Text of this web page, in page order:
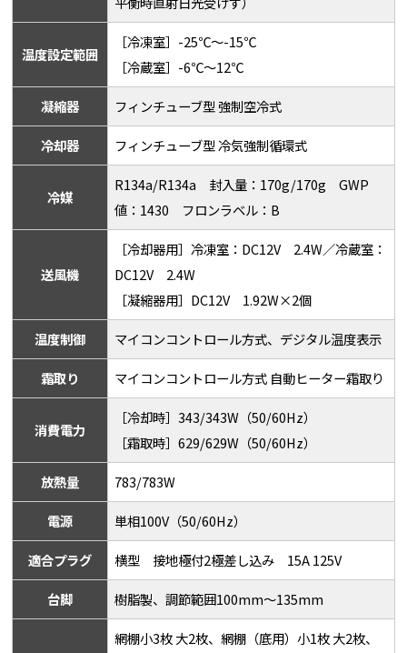
温度設定範囲
［冷凍室］-25℃～-15℃
［冷蔵室］-6℃～12℃
凝縮器 フィンチューブ型 強制空冷式
冷却器 フィンチューブ型 冷気強制循環式
冷媒
R134a/R134a 封入量：170g/170g GWP
値：1430 フロンラベル：B
送風機
［冷却器用］冷凍室：DC12V 2.4W／冷蔵室：
DC12V 2.4W
［凝縮器用］DC12V 1.92W×2個
温度制御 マイコンコントロール方式、デジタル温度表示
霜取り マイコンコントロール方式 自動ヒーター霜取り
消費電力
［冷却時］343/343W（50/60Hz）
［霜取時］629/629W（50/60Hz）
放熱量 783/783W
電源 単相100V（50/60Hz）
適合プラグ 横型 接地極付2極差し込み 15A 125V
台脚 樹脂製、調節範囲100mm～135mm
網棚小3枚 大2枚、網棚（底用）小1枚 大2枚、